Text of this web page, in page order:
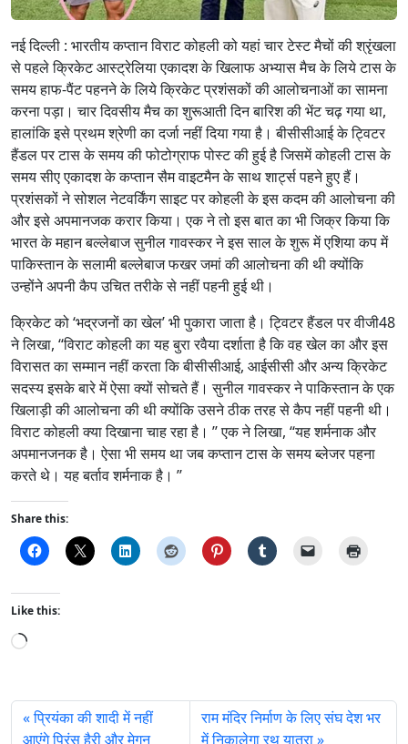
नई दिल्ली : भारतीय कप्तान विराट कोहली को यहां चार टेस्ट मैचों की श्रृंखला
से पहले क्रिकेट आस्ट्रेलिया एकादश के खिलाफ अभ्यास मैच के लिये टास के
समय हाफ-पैंट पहनने के लिये क्रिकेट प्रशंसकों की आलोचनाओं का सामना
करना पड़ा। चार दिवसीय मैच का शुरूआती दिन बारिश की भेंट चढ़ गया था,
हालांकि इसे प्रथम श्रेणी का दर्जा नहीं दिया गया है। बीसीसीआई के ट्विटर
हैंडल पर टास के समय की फोटोग्राफ पोस्ट की हुई है जिसमें कोहली टास के
समय सीए एकादश के कप्तान सैम वाइटमैन के साथ शार्ट्स पहने हुए हैं।
प्रशंसकों ने सोशल नेटवर्किंग साइट पर कोहली के इस कदम की आलोचना की
और इसे अपमानजक करार किया। एक ने तो इस बात का भी जिक्र किया कि
भारत के महान बल्लेबाज सुनील गावस्कर ने इस साल के शुरू में एशिया कप में
पाकिस्तान के सलामी बल्लेबाज फखर जमां की आलोचना की थी क्योंकि
उन्होंने अपनी कैप उचित तरीके से नहीं पहनी हुई थी।
क्रिकेट को ‘भद्रजनों का खेल’ भी पुकारा जाता है। ट्विटर हैंडल पर वीजी48
ने लिखा, ‘‘विराट कोहली का यह बुरा रवैया दर्शाता है कि वह खेल का और इस
विरासत का सम्मान नहीं करता कि बीसीसीआई, आईसीसी और अन्य क्रिकेट
सदस्य इसके बारे में ऐसा क्यों सोचते हैं। सुनील गावस्कर ने पाकिस्तान के एक
खिलाड़ी की आलोचना की थी क्योंकि उसने ठीक तरह से कैप नहीं पहनी थी।
विराट कोहली क्या दिखाना चाह रहा है। ’’ एक ने लिखा, ‘‘यह शर्मनाक और
अपमानजनक है। ऐसा भी समय था जब कप्तान टास के समय ब्लेजर पहना
करते थे। यह बर्ताव शर्मनाक है। ’’
Share this:
Like this:
L
d
iप्रियंका की शादी में नहीं
आएंगे प्रिंस हैरी और मेगन
राम मंदिर निर्माण के लिए संघ देश भर
में निकालेगा रथ यात्रा